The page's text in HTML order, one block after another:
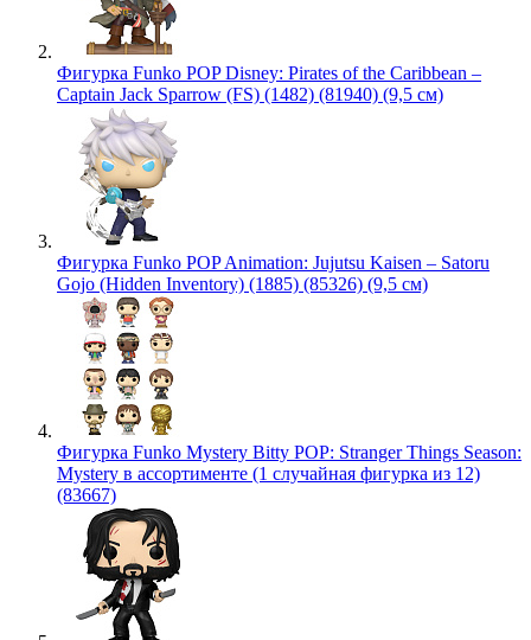
Фигурка Funko POP Disney: Pirates of the Caribbean –
Captain Jack Sparrow (FS) (1482) (81940) (9,5 см)
Фигурка Funko POP Animation: Jujutsu Kaisen – Satoru
Gojo (Hidden Inventory) (1885) (85326) (9,5 см)
Фигурка Funko Mystery Bitty POP: Stranger Things Season:
Mystery в ассортименте (1 случайная фигурка из 12)
(83667)